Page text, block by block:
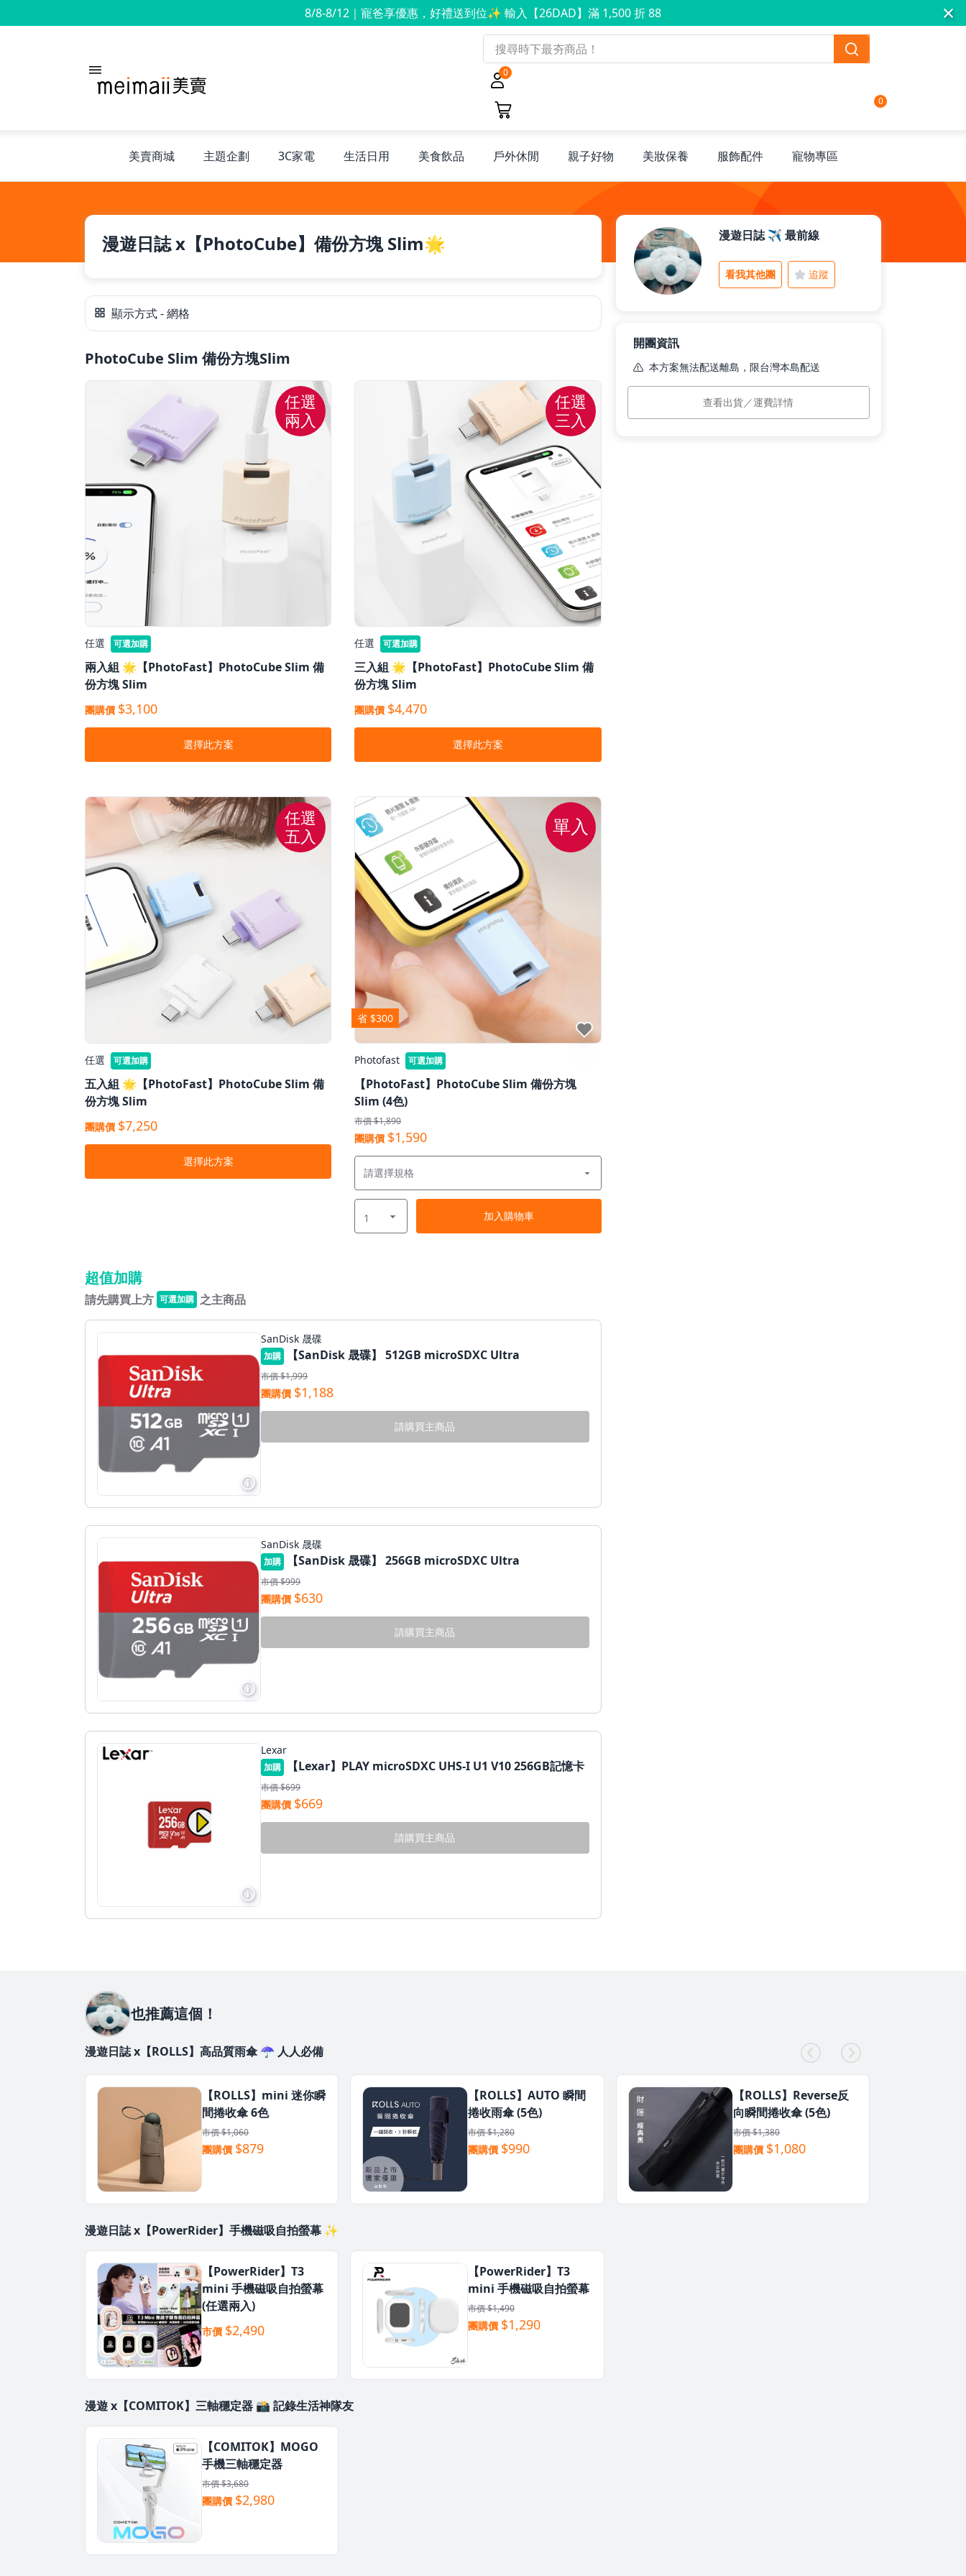
8/8-8/12｜寵爸享優惠，好禮送到位✨ 輸入【26DAD】滿 1,500 折 88 ×
0
0
美賣商城 主題企劃
兒童禮物
父親節好禮
熱銷排行
新品快遞
免運專區
3C家電 生活日用 美食飲品 戶外休閒 親子好物 美妝保養 服飾配件 寵物專區
漫遊日誌 ✈️ 最前線
看我其他團 追蹤
開團資訊
本方案無法配送離島，限台灣本島配送
本島運費
$0
訂單付款完成後 7 個工作日內依訂單順
序出貨。
查看出貨／運費詳情
漫遊日誌 x【PhotoCube】備份⽅塊 Slim🌟
顯示方式 - 網格
PhotoCube Slim 備份⽅塊Slim
任選
兩入
任選 可選加購
兩入組 🌟【PhotoFast】PhotoCube Slim 備
份⽅塊 Slim
團購價 $3,100
選擇此方案
任選
三入
任選 可選加購
三入組 🌟【PhotoFast】PhotoCube Slim 備
份⽅塊 Slim
團購價 $4,470
選擇此方案
任選
五入
任選 可選加購
五入組 🌟【PhotoFast】PhotoCube Slim 備
份⽅塊 Slim
團購價 $7,250
選擇此方案
省 $300
單入
Photofast 可選加購
【PhotoFast】PhotoCube Slim 備份⽅塊
Slim (4色)
市價 $1,890
團購價 $1,590
加入購物車
超值加購
請先購買上方 可選加購 之主商品
SanDisk 晟碟
加購 【SanDisk 晟碟】 512GB microSDXC Ultra
市價 $1,999
團購價 $1,188
請購買主商品
SanDisk 晟碟
加購 【SanDisk 晟碟】 256GB microSDXC Ultra
市價 $999
團購價 $630
請購買主商品
Lexar
加購 【Lexar】PLAY microSDXC UHS-I U1 V10 256GB記憶卡
市價 $699
團購價 $669
請購買主商品
也推薦這個！
漫遊日誌 x【ROLLS】高品質雨傘 ☂️ 人人必備
【ROLLS】mini 迷你瞬
間捲收傘 6色
市價 $1,060
團購價 $879
【ROLLS】AUTO 瞬間
捲收雨傘 (5色)
市價 $1,280
團購價 $990
【ROLLS】Reverse反
向瞬間捲收傘 (5色)
市價 $1,380
團購價 $1,080
漫遊日誌 x【PowerRider】手機磁吸自拍螢幕 ✨
【PowerRider】T3
mini 手機磁吸自拍螢幕
(任選兩入)
市價 $2,490
【PowerRider】T3
mini 手機磁吸自拍螢幕
市價 $1,490
團購價 $1,290
漫遊 x【COMITOK】三軸穩定器 📸 記錄生活神隊友
【COMITOK】MOGO
手機三軸穩定器
市價 $3,680
團購價 $2,980